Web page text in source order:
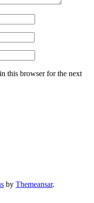
this browser for the next
by Themeansar.